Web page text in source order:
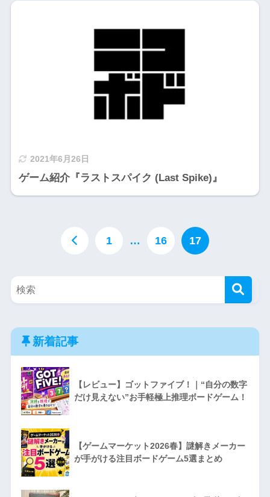
2021年6月26日
ゲーム紹介『ラストスパイク (Last Spike)』
1 … 16 17
新着記事
【レビュー】ゴットファイブ！｜“自分の数字
だけ見えない”お手軽極上推理ボードゲーム！
【ゲームマーケット2026春】謎解きメーカー
が手がける注目ボードゲーム5選まとめ